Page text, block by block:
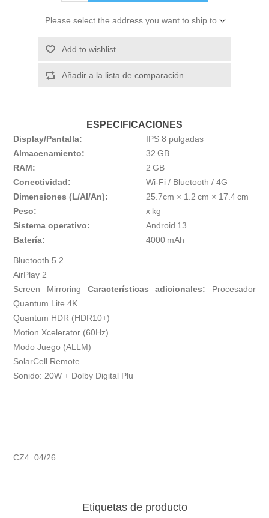
Please select the address you want to ship to
Add to wishlist
Añadir a la lista de comparación
ESPECIFICACIONES
Display/Pantalla:
IPS 8 pulgadas
Almacenamiento:
32 GB
RAM:
2 GB
Conectividad:
Wi‑Fi / Bluetooth / 4G
Dimensiones (L/Al/An):
25.7cm × 1.2 cm × 17.4 cm
Peso:
x kg
Sistema operativo:
Android 13
Batería:
4000 mAh
Bluetooth 5.2
AirPlay 2
Screen Mirroring Características adicionales: Procesador
Quantum Lite 4K
Quantum HDR (HDR10+)
Motion Xcelerator (60Hz)
Modo Juego (ALLM)
SolarCell Remote
Sonido: 20W + Dolby Digital Plu
CZ4 04/26
Etiquetas de producto